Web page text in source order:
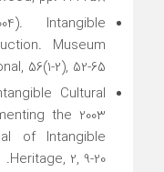
Intangible
Museum
56(1-2), 52-65.
Cultural
the 2003
of Intangible
Heritage, 2, 9-20.